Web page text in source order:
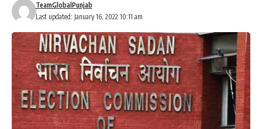
Last updated: January 16, 2022 10:11 am
TeamGlobalPunjab